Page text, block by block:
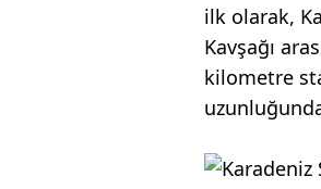
ilk olarak,
Kavşağı
kilometre